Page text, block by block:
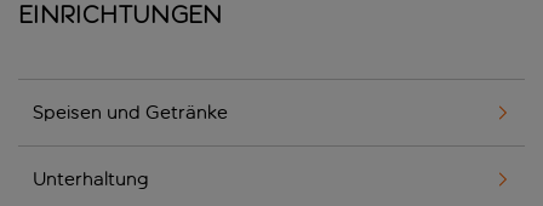
Einrichtungen
Speisen und Getränke
Unterhaltung